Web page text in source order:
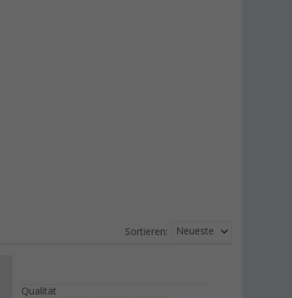
Sortieren: Neueste
Qualität